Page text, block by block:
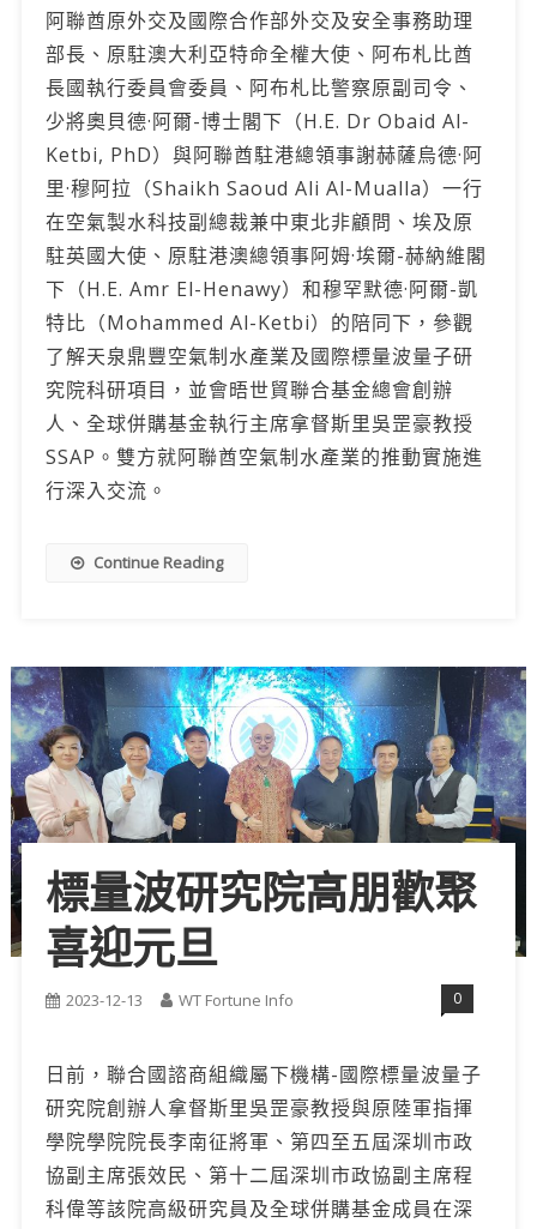
阿聯酋原外交及國際合作部外交及安全事務助理
部長、原駐澳大利亞特命全權大使、阿布札比酋
長國執行委員會委員、阿布札比警察原副司令、
少將奧貝德·阿爾-博士閣下（H.E. Dr Obaid Al-
Ketbi, PhD）與阿聯酋駐港總領事謝赫薩烏德·阿
里·穆阿拉（Shaikh Saoud Ali Al-Mualla）一行
在空氣製水科技副總裁兼中東北非顧問、埃及原
駐英國大使、原駐港澳總領事阿姆·埃爾-赫納維閣
下（H.E. Amr El-Henawy）和穆罕默德·阿爾-凱
特比（Mohammed Al-Ketbi）的陪同下，參觀
了解天泉鼎豐空氣制水產業及國際標量波量子研
究院科研項目，並會晤世貿聯合基金總會創辦
人、全球併購基金執行主席拿督斯里吳罡豪教授
SSAP。雙方就阿聯酋空氣制水產業的推動實施進
行深入交流。
Continue Reading
標量波研究院高朋歡聚
喜迎元旦
2023-12-13 WT Fortune Info 0
日前，聯合國諮商組織屬下機構-國際標量波量子
研究院創辦人拿督斯里吳罡豪教授與原陸軍指揮
學院學院院長李南征將軍、第四至五屆深圳市政
協副主席張效民、第十二屆深圳市政協副主席程
科偉等該院高級研究員及全球併購基金成員在深